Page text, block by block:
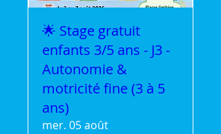
🌟 Stage gratuit
enfants 3/5 ans - J3 -
Autonomie &
motricité fine (3 à 5
ans)
mer. 05 août